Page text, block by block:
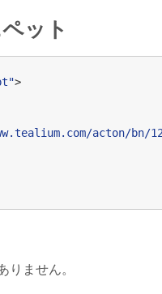
ット
>
acton/
ません。